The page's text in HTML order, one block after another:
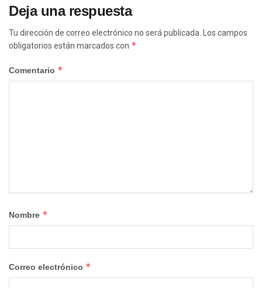
Deja una respuesta
Tu dirección de correo electrónico no será publicada.
Los campos
obligatorios están marcados con *
Comentario *
Nombre *
Correo electrónico *